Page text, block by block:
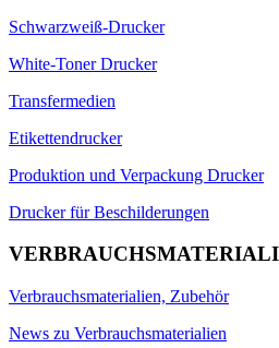
Schwarzweiß-Drucker
White-Toner Drucker
Transfermedien
Etikettendrucker
Produktion und Verpackung Drucker
Drucker für Beschilderungen
Verbrauchsmaterialien, Zubehör
News zu Verbrauchsmaterialien